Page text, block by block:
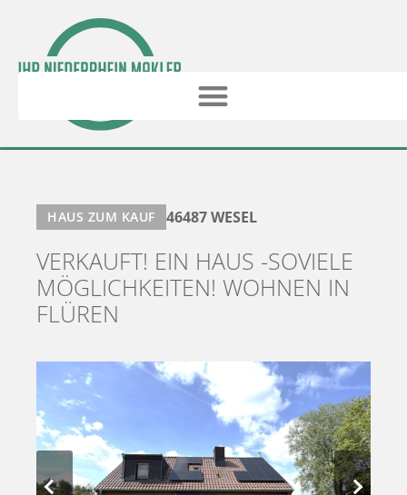
HAUS ZUM KAUF 46487 WESEL
VERKAUFT! EIN HAUS -SOVIELE
MÖGLICHKEITEN! WOHNEN IN
FLÜREN